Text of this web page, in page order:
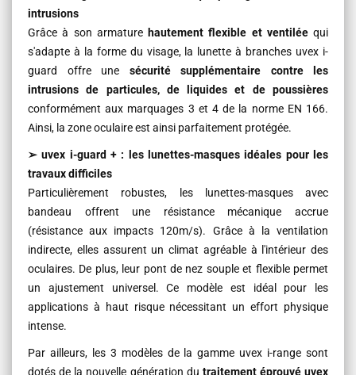
intrusions
Grâce à son armature hautement flexible et ventiléequi
s'adapte à la forme du visage, la lunette à branches uvex i-
guard offre une sécurité supplémentaire contre les
intrusions de particules, de liquides et de poussières
conformément aux marquages 3 et 4 de la norme EN 166.
Ainsi, la zone oculaire est ainsi parfaitement protégée.
➢ uvex i-guard + : les lunettes-masques idéales pour les
travaux difficiles
Particulièrement robustes, les lunettes-masques avec
bandeau offrent une résistance mécanique accrue
(résistance aux impacts 120m/s). Grâce à la ventilation
indirecte, elles assurent un climat agréable à l'intérieur des
oculaires. De plus, leur pont de nez souple et flexible permet
un ajustement universel. Ce modèle est idéal pour les
applications à haut risque nécessitant un effort physique
intense.
Par ailleurs, les 3 modèles de la gamme uvex i-range sont
dotés de la nouvelle génération du traitement éprouvé uvex